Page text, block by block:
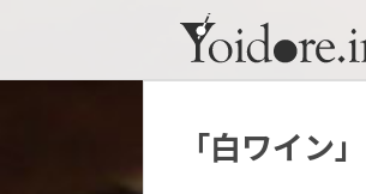
「白ワイン」